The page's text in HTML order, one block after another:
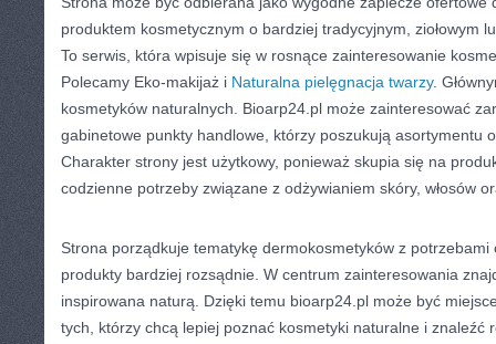
produktem kosmetycznym o bardziej tradycyjnym, ziołowym
To serwis, która wpisuje się w rosnące zainteresowanie
Polecamy Eko-makijaż i Naturalna pielęgnacja twarzy.
kosmetyków naturalnych. Bioarp24.pl może zainteresować
gabinetowe punkty handlowe, którzy poszukują asortymentu
Charakter strony jest użytkowy, ponieważ skupia się na
codzienne potrzeby związane z odżywianiem skóry, włosów
Strona porządkuje tematykę dermokosmetyków z
produkty bardziej rozsądnie. W centrum zainteresowania
inspirowana naturą. Dzięki temu bioarp24.pl może być
tych, którzy chcą lepiej poznać kosmetyki naturalne i znaleźć